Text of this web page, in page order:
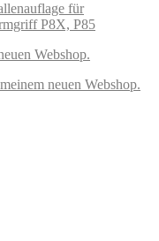
für
P8X, P85
Webshop.
neuen Webshop.